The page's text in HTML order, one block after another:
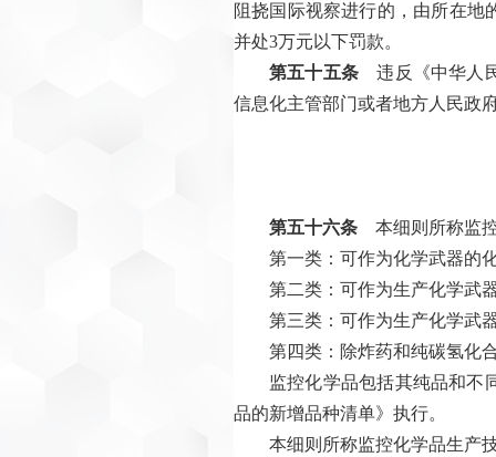
阻挠国际视察进行的，由所在地
并处3万元以下罚款。
第五十五条 违反《中华人
信息化主管部门或者地方人民政
第五十六条 本细则所称监
第一类：可作为化学武器的
第二类：可作为生产化学武
第三类：可作为生产化学武
第四类：除炸药和纯碳氢化
监控化学品包括其纯品和不
品的新增品种清单》执行。
本细则所称监控化学品生产